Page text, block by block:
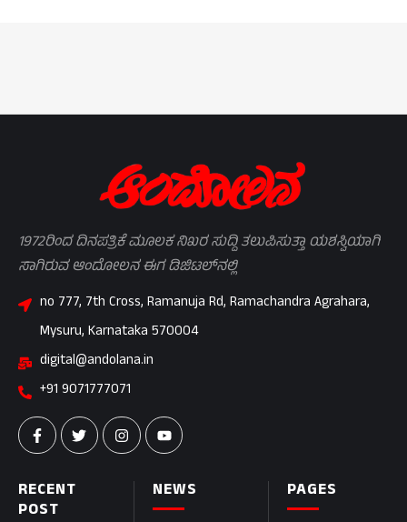
PAGES
NEWS
RECENT
POST
1972ರಿಂದ ದಿನಪತ್ರಿಕೆ ಮೂಲಕ ನಿಖರ ಸುದ್ದಿ ತಲುಪಿಸುತ್ತಾ ಯಶಸ್ವಿಯಾಗಿ
ಸಾಗಿರುವ ಆಂದೋಲನ ಈಗ ಡಿಜಿಟಲ್‌ನಲ್ಲಿ
no 777, 7th Cross, Ramanuja Rd, Ramachandra Agrahara,
Mysuru, Karnataka 570004
digital@andolana.in
+91 9071777071